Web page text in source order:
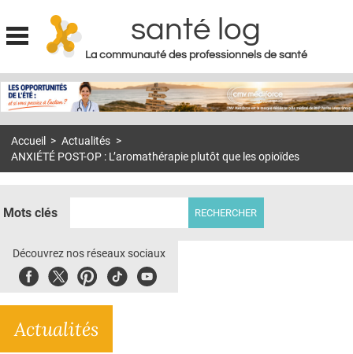
Jump to navigation
santé log
La communauté des professionnels de santé
MON COMPTE
S'ABONNER À LA REVUE SOIN À DOMICILE
DOSSIERS
E-REVUE SAD
L'APP
Accueil > Actualités >
ANXIÉTÉ POST-OP : L’aromathérapie plutôt que les opioïdes
Mots clés
Découvrez nos réseaux sociaux
FacebookTwitterPinterest
TiktokYoubute
Actualités